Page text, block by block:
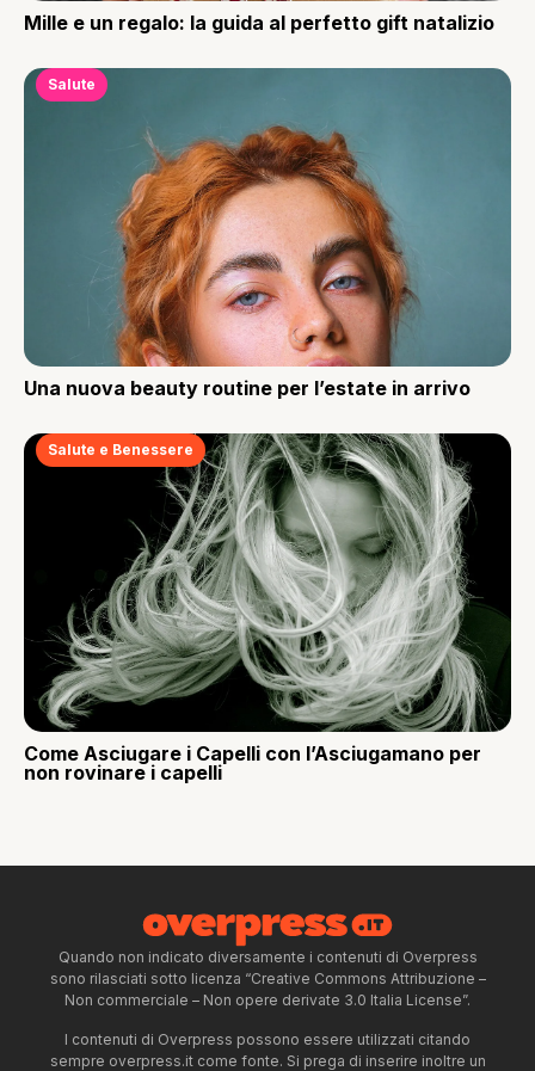
Mille e un regalo: la guida al perfetto gift natalizio
Salute
Una nuova beauty routine per l’estate in arrivo
Salute e Benessere
Come Asciugare i Capelli con l’Asciugamano per
non rovinare i capelli
Quando non indicato diversamente i contenuti di Overpress
sono rilasciati sotto licenza “Creative Commons Attribuzione –
Non commerciale – Non opere derivate 3.0 Italia License”.
I contenuti di Overpress possono essere utilizzati citando
sempre overpress.it come fonte. Si prega di inserire inoltre un